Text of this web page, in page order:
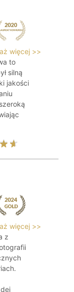
więcej >>
to
silną
jakości
więcej >>
z